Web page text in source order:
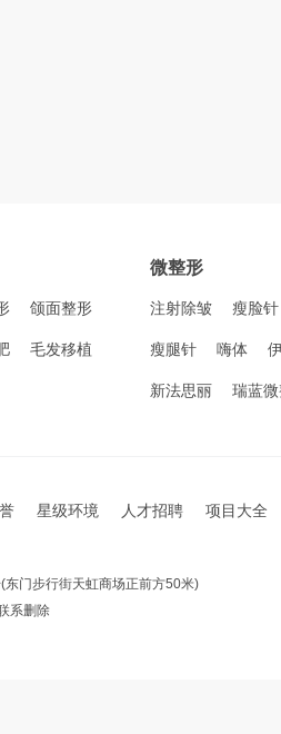
颌面整形
毛发移植
微整形
注射除皱 瘦脸针
瘦腿针 嗨体
新法思丽 瑞蓝
星级环境 人才招聘 项目大全
门步行街天虹商场正前方50米)
系删除